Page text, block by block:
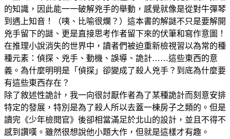
的知識，因此能一一破解兇手的舉動，感覺就像是從對牛彈琴
到遇上知音！（咦、比喻很爛？）這本書的解謎不只是要解開
兇手留下的謎、更是直接思考作者留下來的伏筆和寫作意圖！
在推理小說消失的世界中，讀者們被迫重新檢視習以為常的種
種元素：偵探、兇手、動機、誤導、詭計……這些東西的意
義。為什麼明明是「偵探」卻變成了殺人兇手？到底為什麼要
有這些東西存在？
除了敘述性詭計，我一向很討厭作者為了某種詭計而刻意安排
特定的發展，特別是為了殺人所以去蓋一棟房子之類的。但是
讀完《少年檢閱官》後卻相當滿足於北山的設計，並且不得不
感到讚嘆。雖然很想說他小題大作，但就是這樣才有趣。